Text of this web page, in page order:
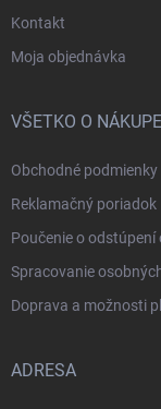
Kontakt
Moja objednávka
VŠETKO O NÁKUPE
Obchodné podmienky
Reklamačný poriadok
Poučenie o odstúpení
Spracovanie
Doprava a možnosti
ADRESA